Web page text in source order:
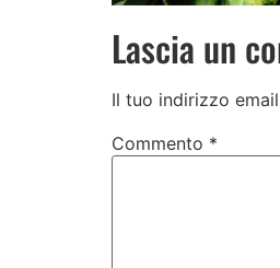
Lascia un
Il tuo indirizzo
Commento *